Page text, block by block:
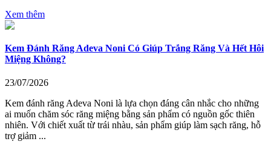
Xem thêm
Kem Đánh Răng Adeva Noni Có Giúp Trắng Răng Và Hết Hôi
Miệng Không?
23/07/2026
Kem đánh răng Adeva Noni là lựa chọn đáng cân nhắc cho những
ai muốn chăm sóc răng miệng bằng sản phẩm có nguồn gốc thiên
nhiên. Với chiết xuất từ trái nhàu, sản phẩm giúp làm sạch răng, hỗ
trợ giảm ...